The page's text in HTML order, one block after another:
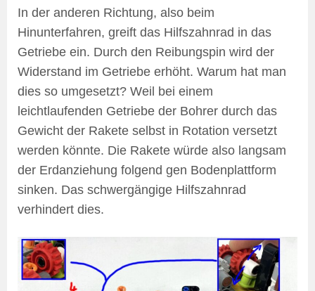
In der anderen Richtung, also beim
Hinunterfahren, greift das Hilfszahnrad in das
Getriebe ein. Durch den Reibungspin wird der
Widerstand im Getriebe erhöht. Warum hat man
dies so umgesetzt? Weil bei einem
leichtlaufenden Getriebe der Bohrer durch das
Gewicht der Rakete selbst in Rotation versetzt
werden könnte. Die Rakete würde also langsam
der Erdanziehung folgend gen Bodenplattform
sinken. Das schwergängige Hilfszahnrad
verhindert dies.